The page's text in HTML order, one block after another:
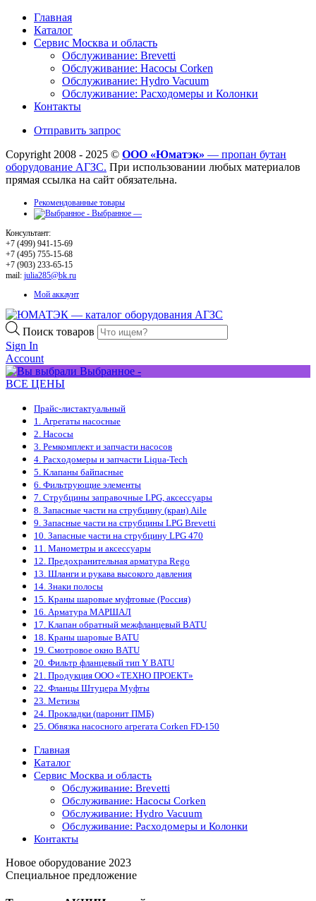
Главная
Каталог
Сервис Москва и область
Обслуживание: Brevetti
Обслуживание: Насосы Corken
Обслуживание: Hydro Vacuum
Обслуживание: Расходомеры и Колонки
Контакты
Отправить запрос
Copyright 2008 - 2025 © ООО «Юматэк» — пропан бутан
оборудование АГЗС. При использовании любых материалов
прямая ссылка на сайт обязательна.
Рекомендованные товары
Выбранное —
Консультант:
+7 (499) 941-15-69
+7 (495) 755-15-68
+7 (903) 233-65-15
mail: julia285@bk.ru
Мой аккаунт
Поиск товаров
Sign In
Account
Выбранное -
ВСЕ ЦЕНЫ
Прайс-листактуальный
1. Агрегаты насосные
2. Насосы
3. Ремкомплект и запчасти насосов
4. Расходомеры и запчасти Liqua-Tech
5. Клапаны байпасные
6. Фильтрующие элементы
7. Струбцины заправочные LPG, аксессуары
8. Запасные части на струбцину (кран) Aile
9. Запасные части на струбцины LPG Brevetti
10. Запасные части на струбцину LPG 470
11. Манометры и аксессуары
12. Предохранительная арматура Rego
13. Шланги и рукава высокого давления
14. Знаки полосы
15. Краны шаровые муфтовые (Россия)
16. Арматура МАРШАЛ
17. Клапан обратный межфланцевый BATU
18. Краны шаровые BATU
19. Смотровое окно BATU
20. Фильтр фланцевый тип Y BATU
21. Продукция ООО «ТЕХНО ПРОЕКТ»
22. Фланцы Штуцера Муфты
23. Метизы
24. Прокладки (паронит ПМБ)
25. Обвязка насосного агрегата Corken FD-150
Главная
Каталог
Сервис Москва и область
Обслуживание: Brevetti
Обслуживание: Насосы Corken
Обслуживание: Hydro Vacuum
Обслуживание: Расходомеры и Колонки
Контакты
Новое оборудование 2023
Специальное предложение